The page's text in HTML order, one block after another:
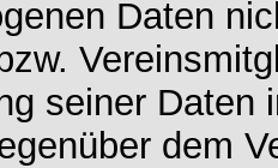
Daten
seiner Daten
dem